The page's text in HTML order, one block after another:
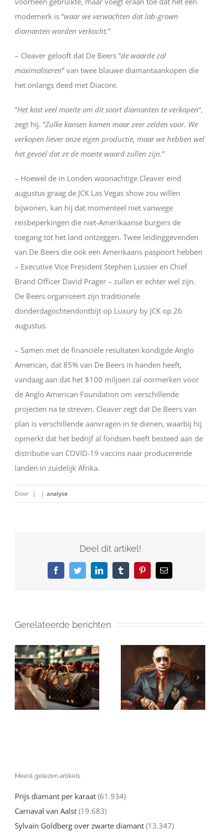
modemerk is “waar we verwachten dat lab-grown
diamanten worden verkocht.”
– Cleaver gelooft dat De Beers “de waarde zal
maximaliseren” van twee blauwe diamantaankopen die
het onlangs deed met Diacore.
“Het kost veel moeite om dit soort diamanten te verkopen“,
zegt hij. “Zulke kansen komen maar zeer zelden voor. We
verkopen liever onze eigen productie, maar we hebben wel
het gevoel dat ze de moeite waard zullen zijn.”
– Hoewel de in Londen woonachtige Cleaver eind
augustus graag de JCK Las Vegas show zou willen
bijwonen, kan hij dat momenteel niet vanwege
reisbeperkingen die niet-Amerikaanse burgers de
toegang tot het land ontzeggen. Twee leidinggevenden
van De Beers die ook een Amerikaans paspoort hebben
– Executive Vice President Stephen Lussier en Chief
Brand Officer David Prager – zullen er echter wel zijn.
De Beers organiseert zijn traditionele
donderdagochtendontbijt op Luxury by JCK op 26
augustus.
– Samen met de financiële resultaten kondigde Anglo
American, dat 85% van De Beers in handen heeft,
vandaag aan dat het $100 miljoen zal oormerken voor
de Anglo American Foundation om verschillende
projecten na te streven. Cleaver zegt dat De Beers van
plan is verschillende aanvragen in te dienen, waarbij hij
opmerkt dat het bedrijf al fondsen heeft besteed aan de
distributie van COVID-19 vaccins naar producerende
landen in zuidelijk Afrika.
Door | | analyse
Deel dit artikel!
FacebookTwitterLinkedInTumblrPinterest
E-
mail
Gerelateerde berichten
Zal een verbod
op Russische
diamanten
doeltreffend
Onderdrukking
van Vrouwen
door Radicale
Islam in Iran
Meest gelezen artikels
Prijs diamant per karaat (61.934)
Carnaval van Aalst (19.683)
Sylvain Goldberg over zwarte diamant (13.347)